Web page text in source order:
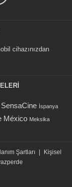
cihazınızdan
SensaCine İspanya
México Meksika
Şartları
Kişisel